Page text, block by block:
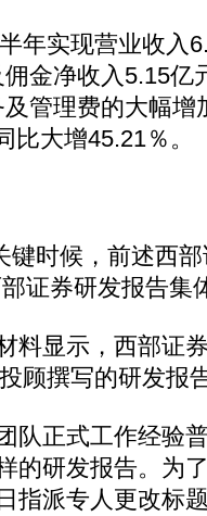
实现营业收入
金净收入5.15亿
管理费的大幅增
大增45.21％。
时候，前述西部
证券研发报告集
显示，西部证
顾撰写的研发报
正式工作经验
的研发报告。为
指派专人更改标